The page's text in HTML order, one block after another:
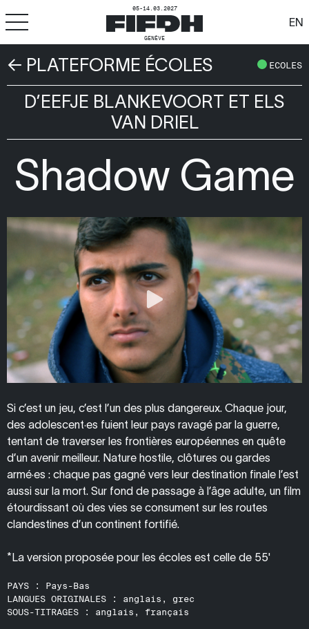
05-14.03.2027
GENÈVE
EN
A A - ACCESSIBILITÉ
FIFDH
Pro
Ressources & Médias
← PLATEFORME ÉCOLES ECOLES
D’EEFJE BLANKEVOORT ET ELS
VAN DRIEL
Shadow Game
Si c’est un jeu, c’est l’un des plus dangereux. Chaque jour,
des adolescent·es fuient leur pays ravagé par la guerre,
tentant de traverser les frontières européennes en quête
d’un avenir meilleur. Nature hostile, clôtures ou gardes
armé·es : chaque pas gagné vers leur destination finale l’est
aussi sur la mort. Sur fond de passage à l’âge adulte, un film
étourdissant où des vies se consument sur les routes
clandestines d’un continent fortifié.
*La version proposée pour les écoles est celle de 55'
PAYS : Pays-Bas
LANGUES ORIGINALES : anglais, grec
SOUS-TITRAGES : anglais, français